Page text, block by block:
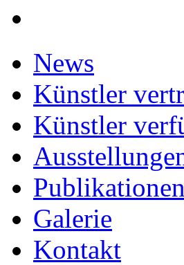
News
Künstler
Künstler
Publikationen
Galerie
Kontakt